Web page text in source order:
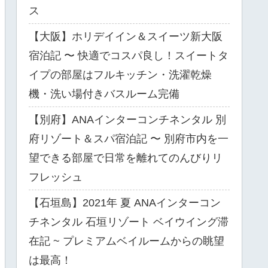
ス
【大阪】ホリデイイン＆スイーツ新大阪
宿泊記 〜 快適でコスパ良し！スイートタ
イプの部屋はフルキッチン・洗濯乾燥
機・洗い場付きバスルーム完備
【別府】ANAインターコンチネンタル 別
府リゾート＆スパ宿泊記 〜 別府市内を一
望できる部屋で日常を離れてのんびりリ
フレッシュ
【石垣島】2021年 夏 ANAインターコン
チネンタル 石垣リゾート ベイウイング滞
在記 ~ プレミアムベイルームからの眺望
は最高！